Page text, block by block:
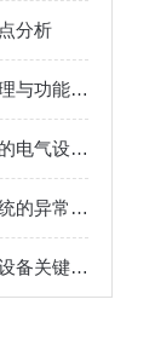
分析
空气质量检测仪的工作原理与功能特点概述
人防专用排风机房总控箱的电气设计要点：负荷计算、短路保护与电缆选择
多控制车载核生化监测系统的异常处理方法
伸缩式长杆辐射剂量率仪设备关键技术与应用